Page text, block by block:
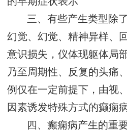
三、有些产生类型除
幻觉、幻觉、精神异样、
意识损失，仪体现躯体局
乃至周期性、反复的头痛
例仅在一定前提下，由视
因素诱发特殊方式的癫痫
四、癫痫病产生的重